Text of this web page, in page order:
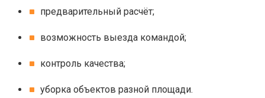
предварительный расчёт;
возможность выезда командой;
контроль качества;
уборка объектов разной площади.